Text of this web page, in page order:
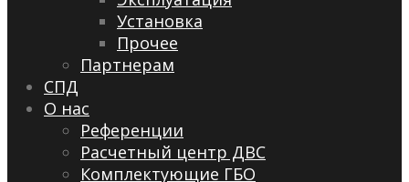
Установка
Прочее
Партнерам
СПД
О нас
Референции
Расчетный центр ДВС
Комплектующие ГБО